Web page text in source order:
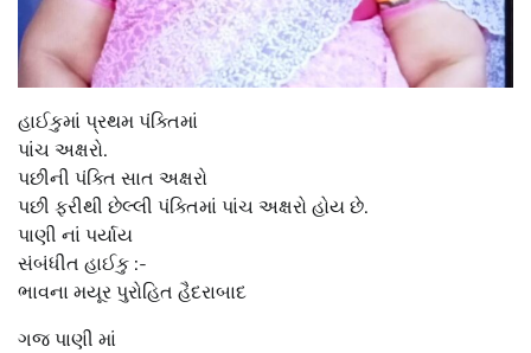
હાઈકુમાં પ્રથમ પંક્તિમાં
પાંચ અક્ષરો.
પછીની પંક્તિ સાત અક્ષરો
પછી ફરીથી છેલ્લી પંક્તિમાં પાંચ અક્ષરો હોય છે.
પાણી નાં પર્યાય
સંબંધીત હાઈકુ :-
ભાવના મયૂર પુરોહિત હૈદરાબાદ
ગજ પાણી માં